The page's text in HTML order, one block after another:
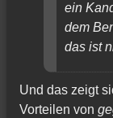
ein
dem
das ist
Und das zeigt
Vorteilen von